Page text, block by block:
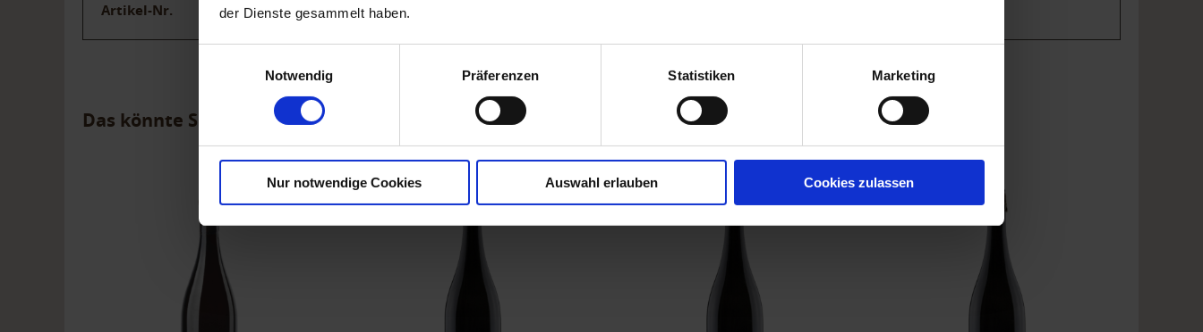
der Dienste gesammelt haben.
Notwendig
Präferenzen Statistiken Marketing
Nur notwendige Cookies Auswahl erlauben Cookies zulassen
Artikel-Nr. 780
Das könnte Sie auch interessieren